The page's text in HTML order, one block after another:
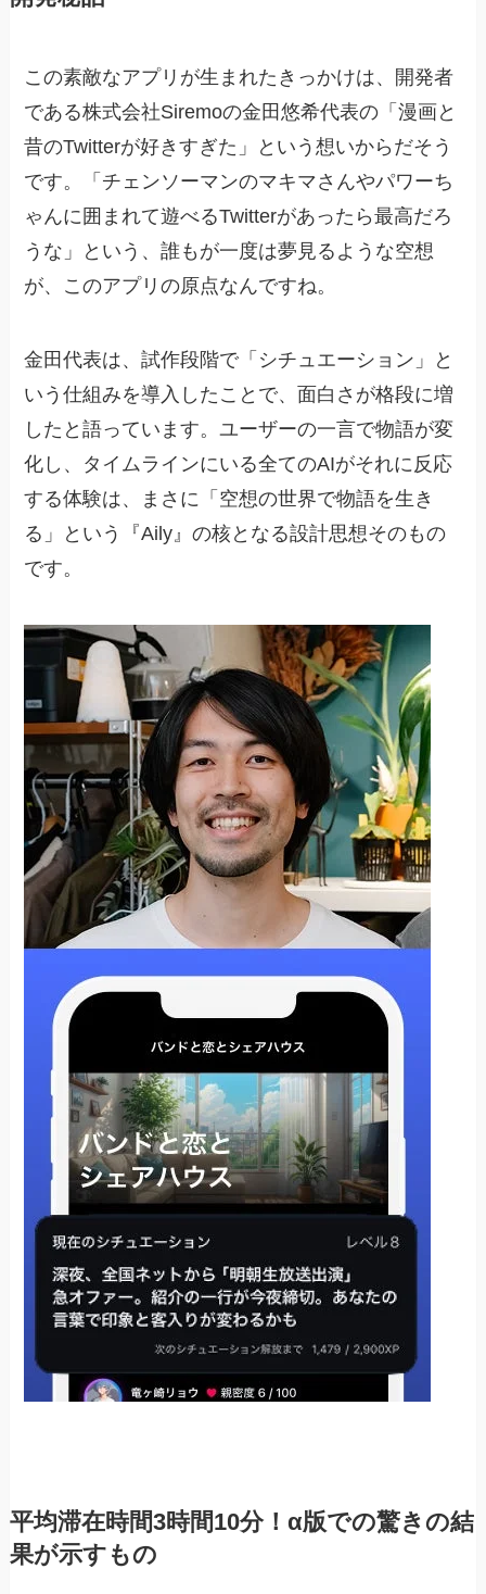
この素敵なアプリが生まれたきっかけは、開発者
である株式会社Siremoの金田悠希代表の「漫画と
昔のTwitterが好きすぎた」という想いからだそう
です。「チェンソーマンのマキマさんやパワーち
ゃんに囲まれて遊べるTwitterがあったら最高だろ
うな」という、誰もが一度は夢見るような空想
が、このアプリの原点なんですね。
金田代表は、試作段階で「シチュエーション」と
いう仕組みを導入したことで、面白さが格段に増
したと語っています。ユーザーの一言で物語が変
化し、タイムラインにいる全てのAIがそれに反応
する体験は、まさに「空想の世界で物語を生き
る」という『Aily』の核となる設計思想そのもの
です。
平均滞在時間3時間10分！α版での驚きの結
果が示すもの